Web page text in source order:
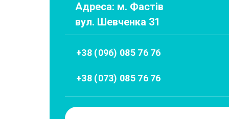
Адреса: м. Фастів
вул. Шевченка 31
+38 (096) 085 76 76
+38 (073) 085 76 76